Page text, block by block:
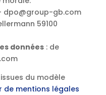
– dpo@group-gb.com
59100
données: de
du modèle
de mentions légales